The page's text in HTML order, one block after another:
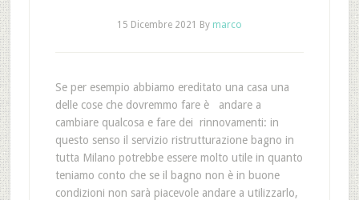
15 Dicembre 2021 By marco
Se per esempio abbiamo ereditato una casa una
delle cose che dovremmo fare è andare a
cambiare qualcosa e fare dei rinnovamenti: in
questo senso il servizio ristrutturazione bagno in
tutta Milano potrebbe essere molto utile in quanto
teniamo conto che se il bagno non è in buone
condizioni non sarà piacevole andare a utilizzarlo,